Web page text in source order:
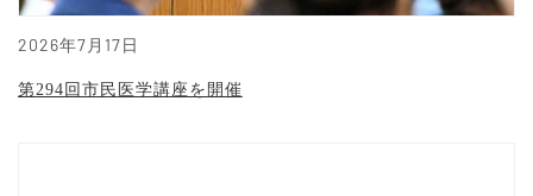
2026年7月17日
第294回市民医学講座を開催